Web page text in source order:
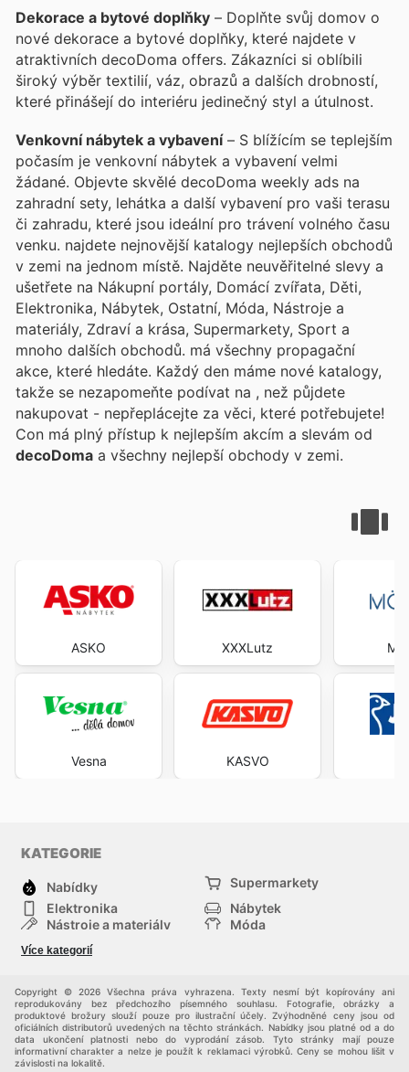
Dekorace a bytové doplňky – Doplňte svůj domov o
nové dekorace a bytové doplňky, které najdete v
atraktivních decoDoma offers. Zákazníci si oblíbili
široký výběr textilií, váz, obrazů a dalších drobností,
které přinášejí do interiéru jedinečný styl a útulnost.
Venkovní nábytek a vybavení– S blížícím se teplejším
počasím je venkovní nábytek a vybavení velmi
žádané. Objevte skvělé decoDoma weekly ads na
zahradní sety, lehátka a další vybavení pro vaši terasu
či zahradu, které jsou ideální pro trávení volného času
venku. najdete nejnovější katalogy nejlepších obchodů
v zemi na jednom místě. Najděte neuvěřitelné slevy a
ušetřete na Nákupní portály, Domácí zvířata, Děti,
Elektronika, Nábytek, Ostatní, Móda, Nástroje a
materiály, Zdraví a krása, Supermarkety, Sport a
mnoho dalších obchodů. má všechny propagační
akce, které hledáte. Každý den máme nové katalogy,
takže se nezapomeňte podívat na , než půjdete
nakupovat - nepřeplácejte za věci, které potřebujete!
Con má plný přístup k nejlepším akcím a slevám od
decoDoma a všechny nejlepší obchody v zemi.
ASKO
Vesna
XXXLutz
KASVO
KATEGORIE
Nabídky
Supermarkety
Elektronika
Nábytek
Nástroje a materiály
Móda
Děti
Více kategorií
Copyright © 2026 Všechna práva vyhrazena. Texty nesmí být kopírovány ani
reprodukovány bez předchozího písemného souhlasu. Fotografie, obrázky a
produktové brožury slouží pouze pro ilustrační účely. Zvýhodněné ceny jsou od
oficiálních distributorů uvedených na těchto stránkách. Nabídky jsou platné od a do
data ukončení platnosti nebo do vyprodání zásob. Tyto stránky mají pouze
informativní charakter a nelze je použít k reklamaci výrobků. Ceny se mohou lišit v
závislosti na lokalitě.